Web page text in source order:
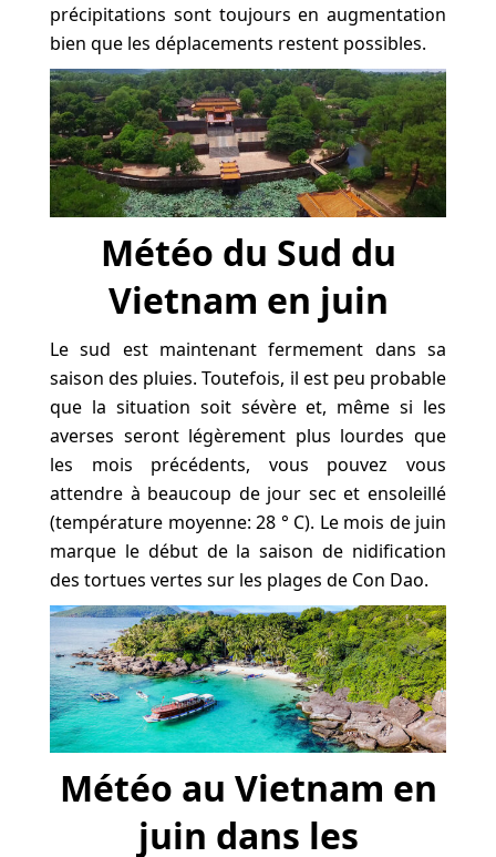
précipitations sont toujours en augmentation
bien que les déplacements restent possibles.
Météo du Sud du
Vietnam en juin
Le sud est maintenant fermement dans sa
saison des pluies. Toutefois, il est peu probable
que la situation soit sévère et, même si les
averses seront légèrement plus lourdes que
les mois précédents, vous pouvez vous
attendre à beaucoup de jour sec et ensoleillé
(température moyenne: 28 ° C). Le mois de juin
marque le début de la saison de nidification
des tortues vertes sur les plages de Con Dao.
Météo au Vietnam en
juin dans les